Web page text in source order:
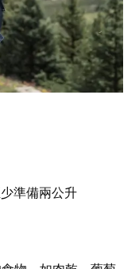
準備兩公升